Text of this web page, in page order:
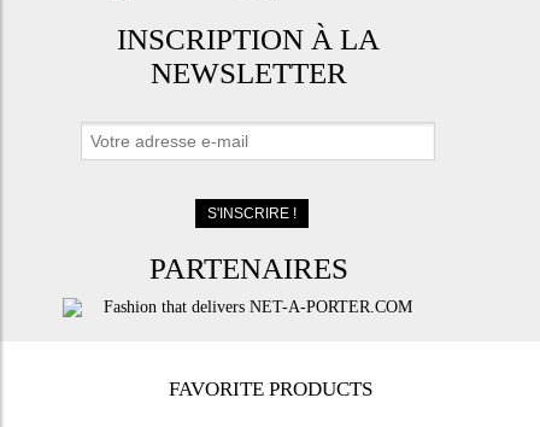
INSCRIPTION À LA
NEWSLETTER
PARTENAIRES
FAVORITE PRODUCTS